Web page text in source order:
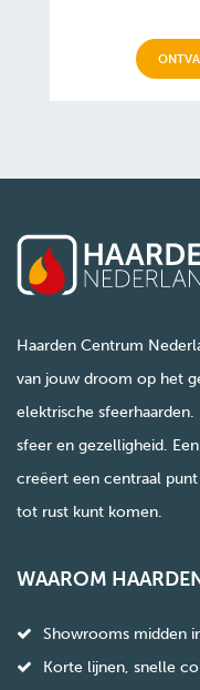
Haarden Centrum
van jouw droom op het
elektrische
sfeer en gezelligheid.
creëert een centraal
tot rust kunt komen.
WAAROM
Showrooms midden
Korte lijnen, snelle